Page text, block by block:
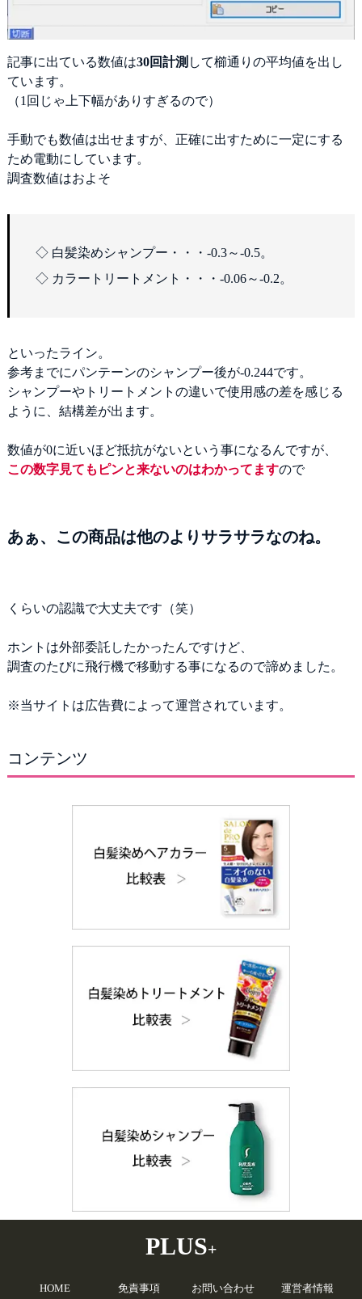
記事に出ている数値は30回計測 して櫛通りの平均値を出し
ています。
（1回じゃ上下幅がありすぎるので）
手動でも数値は出せますが、正確に出すために一定にする
ため電動にしています。
調査数値はおよそ
◇ 白髪染めシャンプー・・・-0.3～‐0.5。
◇ カラートリートメント・・・-0.06～-0.2。
といったライン。
参考までにパンテーンのシャンプー後が-0.244です。
シャンプーやトリートメントの違いで使用感の差を感じる
ように、結構差が出ます。
数値が0に近いほど抵抗がないという事になるんですが、
この数字見てもピンと来ないのはわかってますので
あぁ、この商品は他のよりサラサラなのね。
くらいの認識で大丈夫です（笑）
ホントは外部委託したかったんですけど、
調査のたびに飛行機で移動する事になるので諦めました。
※当サイトは広告費によって運営されています。
コンテンツ
PLUS+
HOME 免責事項 お問い合わせ 運営者情報